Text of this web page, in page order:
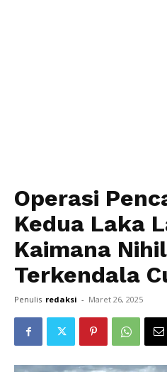
Operasi
Kedua Laka
Kaimana
Terkendala
Penulis redaksi - Maret 26, 2025